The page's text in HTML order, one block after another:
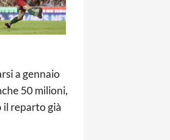
a gennaio
50 milioni,
reparto già